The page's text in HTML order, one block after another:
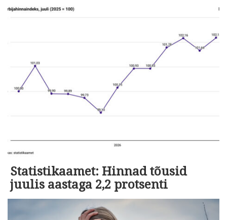
Statistikaamet: Hinnad tõusid
juulis aastaga 2,2 protsenti